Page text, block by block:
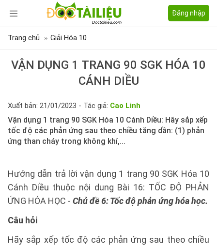
Đăng nhập
Trang chủ Giải Hóa 10
VẬN DỤNG 1 TRANG 90 SGK HÓA 10
CÁNH DIỀU
Xuất bản: 21/01/2023 - Tác giả: Cao Linh
Vận dụng 1 trang 90 SGK Hóa 10 Cánh Diều: Hãy sắp xếp
tốc độ các phản ứng sau theo chiều tăng dần: (1) phản
ứng than cháy trong không khí,...
Hướng dẫn trả lời vận dụng 1 trang 90 SGK Hóa 10
Cánh Diều thuộc nội dung Bài 16: TỐC ĐỘ PHẢN
ỨNG HÓA HỌC - Chủ đề 6: Tốc độ phản ứng hóa học.
Câu hỏi
Hãy sắp xếp tốc độ các phản ứng sau theo chiều